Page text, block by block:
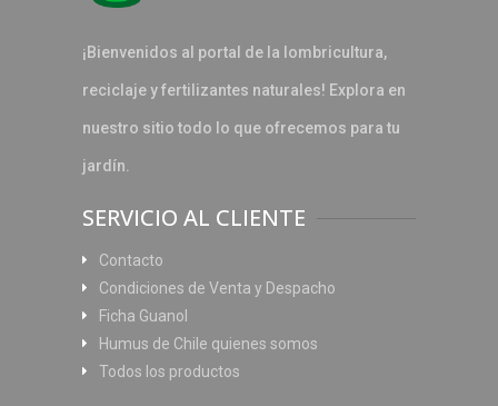
¡Bienvenidos al portal de la lombricultura,
reciclaje y fertilizantes naturales! Explora en
nuestro sitio todo lo que ofrecemos para tu
jardín.
SERVICIO AL CLIENTE
Contacto
Condiciones de Venta y Despacho
Ficha Guanol
Humus de Chile quienes somos
Todos los productos